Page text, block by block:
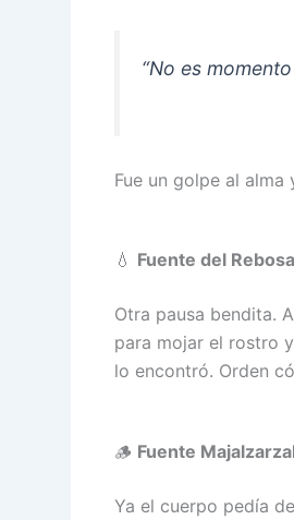
“No es momento
Fue un golpe al
💧 Fuente del
Otra pausa bendita.
para mojar el rostro
lo encontró. Orden
🪵 Fuente
Ya el cuerpo pedía